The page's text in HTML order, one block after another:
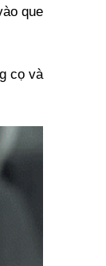
que
cọ và